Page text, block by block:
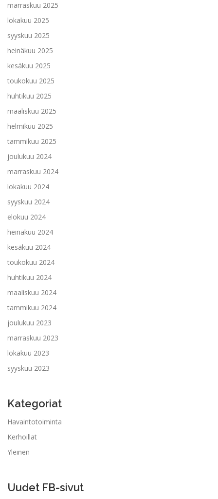
marraskuu 2025
lokakuu 2025
syyskuu 2025
heinäkuu 2025
kesäkuu 2025
toukokuu 2025
huhtikuu 2025
maaliskuu 2025
helmikuu 2025
tammikuu 2025
joulukuu 2024
marraskuu 2024
lokakuu 2024
syyskuu 2024
elokuu 2024
heinäkuu 2024
kesäkuu 2024
toukokuu 2024
huhtikuu 2024
maaliskuu 2024
tammikuu 2024
joulukuu 2023
marraskuu 2023
lokakuu 2023
syyskuu 2023
Kategoriat
Havaintotoiminta
Kerhoillat
Yleinen
Uudet FB-sivut